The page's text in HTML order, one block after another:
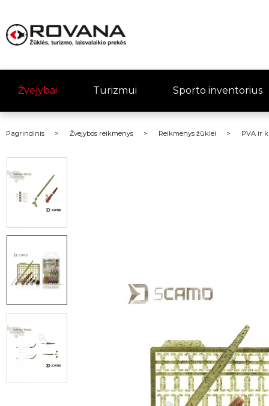
Žvejybai Turizmui Sporto inventorius
Pagrindinis Žvejybos reikmenys Reikmenys žūklei PVA ir